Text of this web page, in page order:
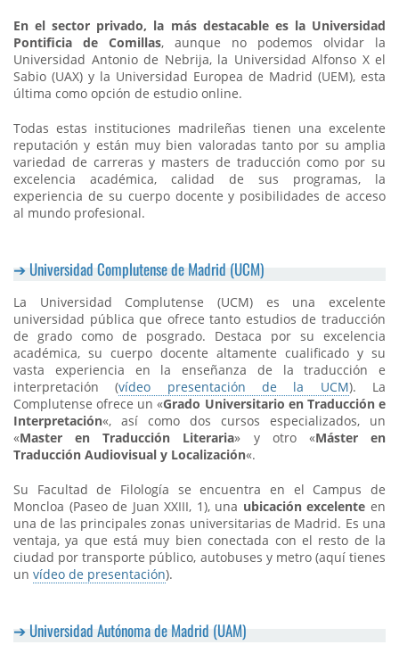
En el sector privado, la más destacable es la Universidad
Pontificia de Comillas, aunque no podemos olvidar la
Universidad Antonio de Nebrija, la Universidad Alfonso X el
Sabio (UAX) y la Universidad Europea de Madrid (UEM), esta
última como opción de estudio online.
Todas estas instituciones madrileñas tienen una excelente
reputación y están muy bien valoradas tanto por su amplia
variedad de carreras y masters de traducción como por su
excelencia académica, calidad de sus programas, la
experiencia de su cuerpo docente y posibilidades de acceso
al mundo profesional.
Universidad Complutense de Madrid (UCM)
La Universidad Complutense (UCM) es una excelente
universidad pública que ofrece tanto estudios de traducción
de grado como de posgrado. Destaca por su excelencia
académica, su cuerpo docente altamente cualificado y su
vasta experiencia en la enseñanza de la traducción e
interpretación (vídeo presentación de la UCM). La
Complutense ofrece un «Grado Universitario en Traducción e
Interpretación«, así como dos cursos especializados, un
«Master en Traducción Literaria» y otro «Máster en
Traducción Audiovisual y Localización«.
Su Facultad de Filología se encuentra en el Campus de
Moncloa (Paseo de Juan XXIII, 1), una ubicación excelente en
una de las principales zonas universitarias de Madrid. Es una
ventaja, ya que está muy bien conectada con el resto de la
ciudad por transporte público, autobuses y metro (aquí tienes
un vídeo de presentación).
Universidad Autónoma de Madrid (UAM)